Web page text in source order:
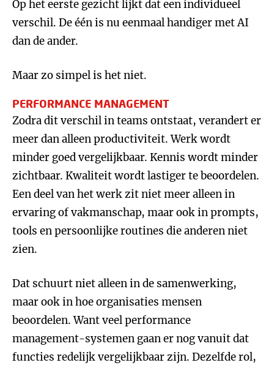
Op het eerste gezicht lijkt dat een individueel
verschil. De één is nu eenmaal handiger met AI
dan de ander.
Maar zo simpel is het niet.
PERFORMANCE MANAGEMENT
Zodra dit verschil in teams ontstaat, verandert er
meer dan alleen productiviteit. Werk wordt
minder goed vergelijkbaar. Kennis wordt minder
zichtbaar. Kwaliteit wordt lastiger te beoordelen.
Een deel van het werk zit niet meer alleen in
ervaring of vakmanschap, maar ook in prompts,
tools en persoonlijke routines die anderen niet
zien.
Dat schuurt niet alleen in de samenwerking,
maar ook in hoe organisaties mensen
beoordelen. Want veel performance
management-systemen gaan er nog vanuit dat
functies redelijk vergelijkbaar zijn. Dezelfde rol,